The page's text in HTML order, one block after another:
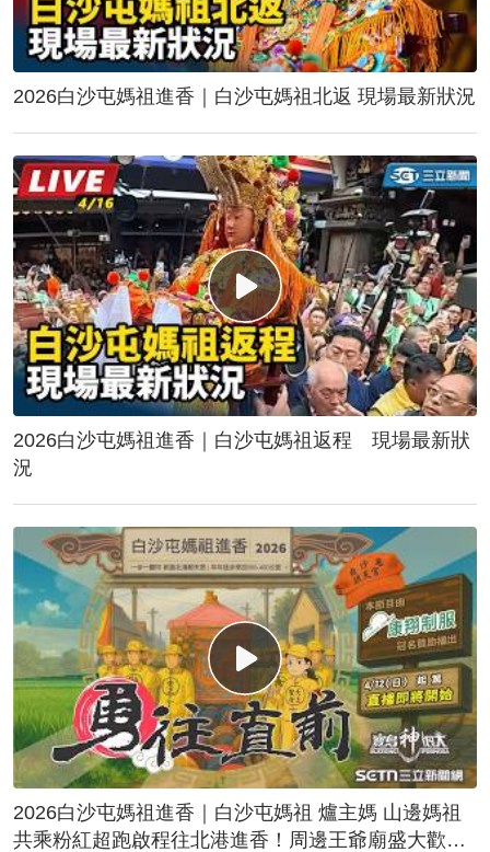
2026白沙屯媽祖進香｜白沙屯媽祖北返 現場最新狀況
2026白沙屯媽祖進香｜白沙屯媽祖返程 現場最新狀
況
2026白沙屯媽祖進香｜白沙屯媽祖 爐主媽 山邊媽祖
共乘粉紅超跑啟程往北港進香！周邊王爺廟盛大歡